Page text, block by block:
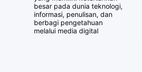
besar pada dunia teknologi,
informasi, penulisan, dan
berbagi pengetahuan
melalui media digital